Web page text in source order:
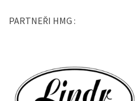
PARTNEŘI HMG :